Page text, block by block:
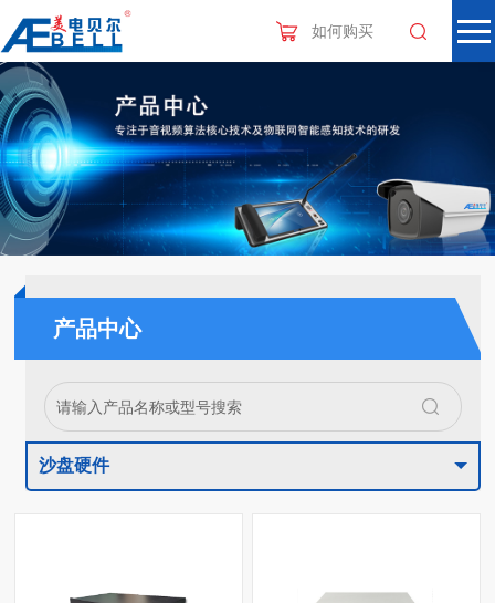
如何购买
产品中心
沙盘硬件